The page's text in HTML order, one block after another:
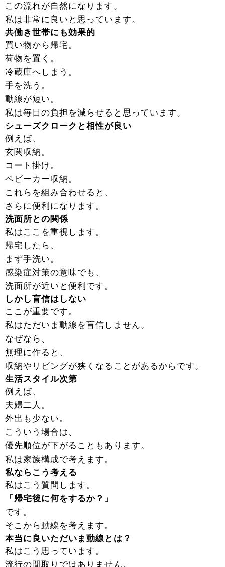
この流れが自然になります。
私は非常に良いと思っています。
共働き世帯にも効果的
買い物から帰宅。
荷物を置く。
冷蔵庫へしまう。
手を洗う。
動線が短い。
私は毎日の負担を減らせると思っています。
シューズクロークと相性が良い
例えば、
玄関収納。
コート掛け。
ベビーカー収納。
これらを組み合わせると、
さらに便利になります。
洗面所との関係
私はここを重視します。
帰宅したら、
まず手洗い。
感染症対策の意味でも、
洗面所が近いと便利です。
しかし盲信はしない
ここが重要です。
私はただいま動線を盲信しません。
なぜなら、
無理に作ると、
収納やリビングが狭くなることがあるからです。
生活スタイル次第
例えば、
夫婦二人。
外出も少ない。
こういう場合は、
優先順位が下がることもあります。
私は家族構成で考えます。
私ならこう考える
私はこう質問します。
「帰宅後に何をするか？」
です。
そこから動線を考えます。
本当に良いただいま動線とは？
私はこう思っています。
流行の間取りではありません。